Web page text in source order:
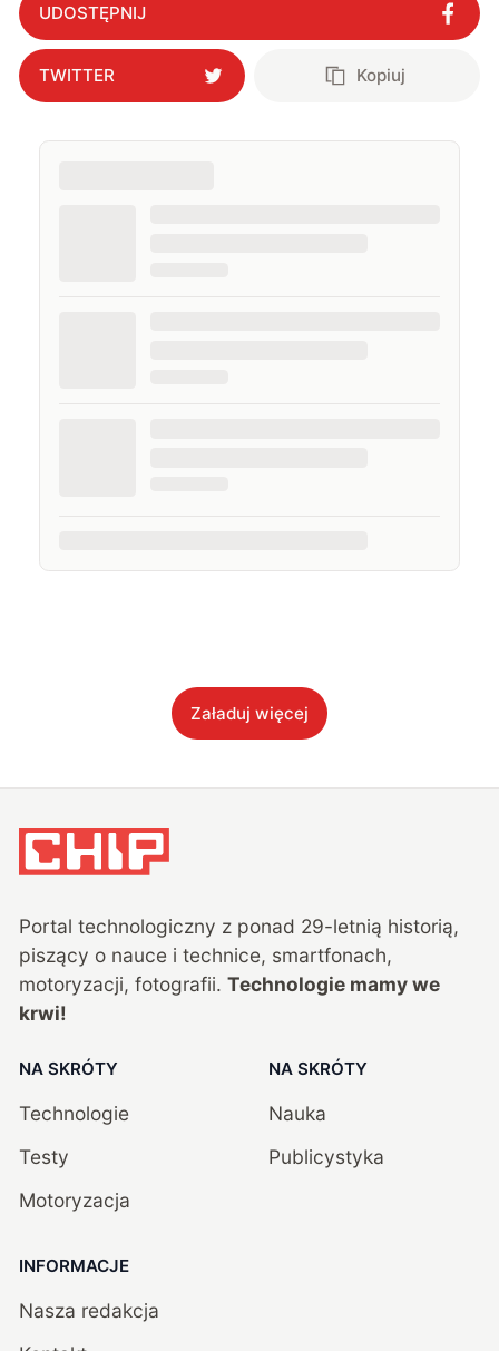
UDOSTĘPNIJ
TWITTER Kopiuj
Załaduj więcej
Portal technologiczny z ponad 29-letnią historią,
piszący o nauce i technice, smartfonach,
motoryzacji, fotografii. Technologie mamy we
krwi!
NA SKRÓTY
Technologie
Testy
Motoryzacja
NA SKRÓTY
Nauka
Publicystyka
INFORMACJE
Nasza redakcja